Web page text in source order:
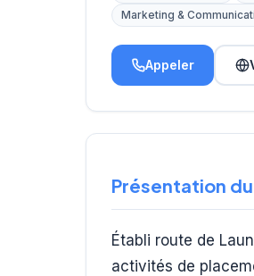
Marketing &
Appeler
Présentation
Établi route de
activités de